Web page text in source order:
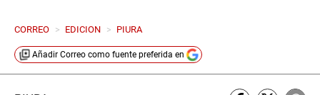
CORREO > EDICION > PIURA
Añadir Correo como fuente preferida en